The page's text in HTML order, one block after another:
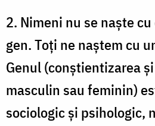
2. Nimeni nu se naște
gen. Toți ne naștem cu
Genul (conștientizarea
masculin sau feminin)
sociologic și psihologic,